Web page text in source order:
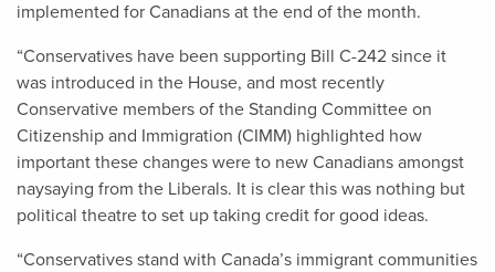
implemented for Canadians at the end of the month.
“Conservatives have been supporting Bill C-242 since it
was introduced in the House, and most recently
Conservative members of the Standing Committee on
Citizenship and Immigration (CIMM) highlighted how
important these changes were to new Canadians amongst
naysaying from the Liberals. It is clear this was nothing but
political theatre to set up taking credit for good ideas.
“Conservatives stand with Canada’s immigrant communities